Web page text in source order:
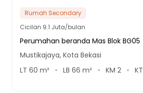
Rumah Secondary
Cicilan 9.1 Juta/bulan
Perumahan beranda Mas Blok BG05
Mustikajaya, Kota Bekasi
LT 60 m² LB 66 m² KM 2 KT